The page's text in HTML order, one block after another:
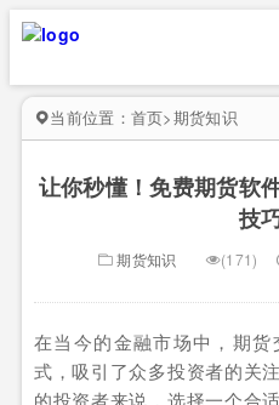
当前位置： 首页>期货知识
让你秒懂！免费期货软
技
期货知识 (171)
在当今的金融市场中，期
式，吸引了众多投资者的关
的投资者来说，选择一个合